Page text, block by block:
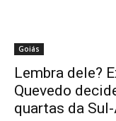
Goiás
Lembra dele?
Quevedo
quartas da